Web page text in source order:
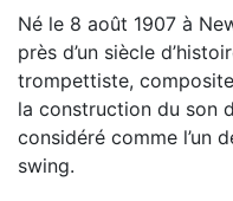
Né le 8 août 1907 à
près d’un siècle
trompettiste,
la construction du son
considéré comme l’un
swing.